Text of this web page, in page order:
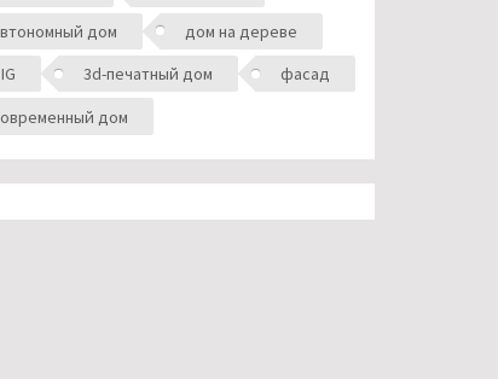
дом
дом на дереве
3d-печатный дом
фасад
дом